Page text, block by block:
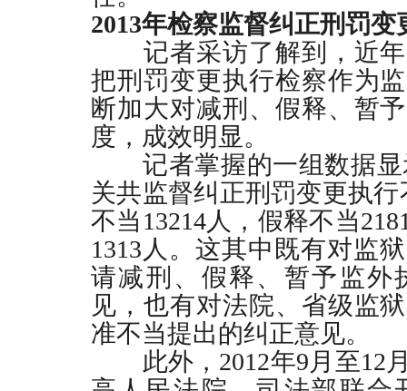
2013年检察监督纠正刑罚变
记者采访了解到，近年
把刑罚变更执行检察作为
断加大对减刑、假释、暂
度，成效明显。
记者掌握的一组数据显
关共监督纠正刑罚变更执行
不当 13214人，假释不当
1313 人。这其中既有对监
请减刑、假释、暂予监外
见，也有对法院、省级监
准不当提出的纠正意见。
此外， 2012年9月至12